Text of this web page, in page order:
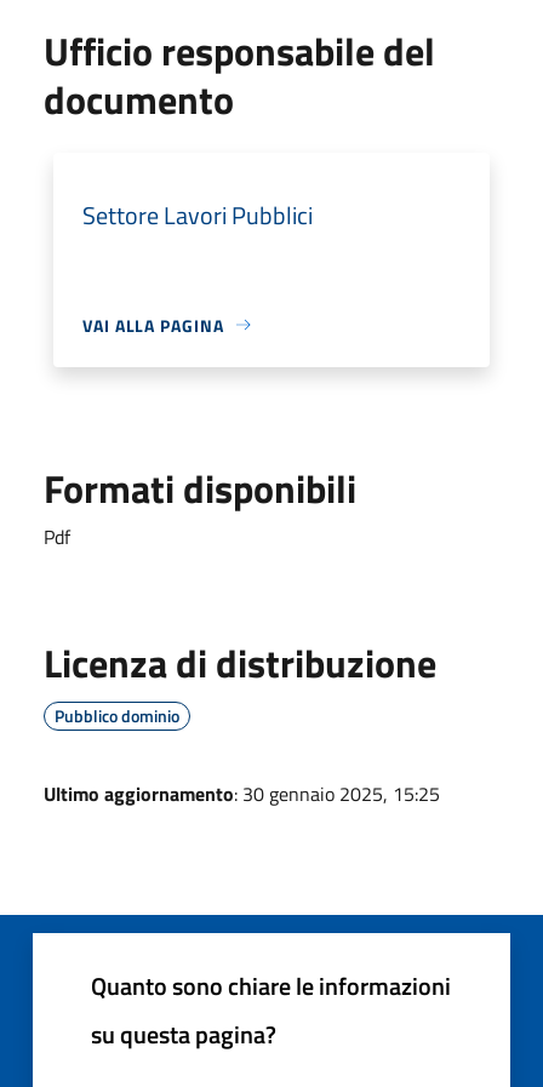
Ufficio responsabile del
documento
Settore Lavori Pubblici
VAI ALLA PAGINA
Formati disponibili
Pdf
Licenza di distribuzione
Pubblico dominio
Ultimo aggiornamento: 30 gennaio 2025, 15:25
Quanto sono chiare le informazioni
su questa pagina?